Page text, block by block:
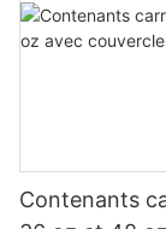
Contenants